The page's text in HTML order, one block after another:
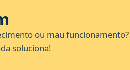
ou mau funcionamento?
soluciona!